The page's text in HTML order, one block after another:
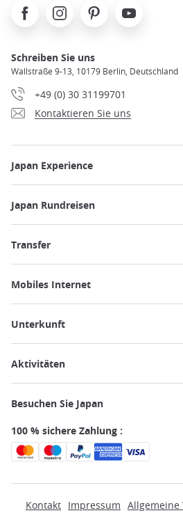
FacebookInstagramPinterest Youtube
Schreiben Sie uns
Wallstraße 9-13, 10179 Berlin, Deutschland
+49 (0) 30 31199701
Kontaktieren Sie uns
Japan Experience
Japan Rundreisen
Transfer
Mobiles Internet
Unterkunft
Aktivitäten
Besuchen Sie Japan
100 % sichere Zahlung :
Kontakt Impressum Allgemeine